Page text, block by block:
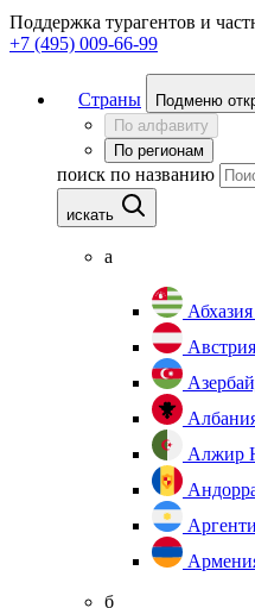
Поддержка турагентов и
+7 (495) 009-66-99
Страны
Подменю
По алфавиту
По регионам
поиск по названию
искать
а
Абхазия
Австрия
Алжир
б